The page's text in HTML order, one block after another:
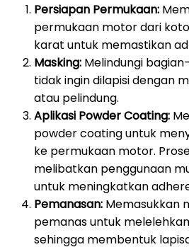
Persiapan Permukaan:
permukaan motor dari
karat untuk memastikan
Masking: Melindungi
tidak ingin dilapisi dengan
atau pelindung.
Aplikasi Powder Coating:
powder coating untuk
ke permukaan motor.
melibatkan penggunaan
untuk meningkatkan
Pemanasan: Memasukkan
pemanas untuk
sehingga membentuk